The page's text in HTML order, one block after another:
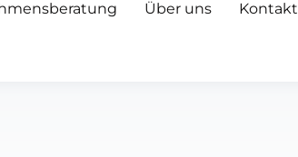
Über uns Kontakt